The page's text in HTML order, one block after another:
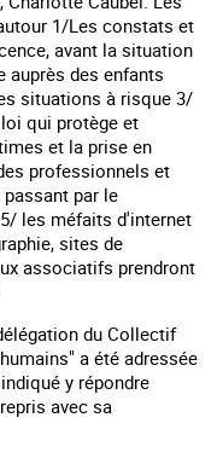
1/Les constats et
avant la situation
auprès des enfants
situations à risque 3/
qui protège et
et la prise en
professionnels et
par le
les méfaits d'internet
sites de
associatifs prendront
du Collectif
a été adressée
y répondre
avec sa